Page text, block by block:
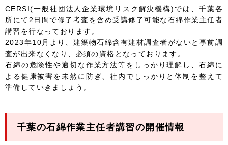
CERSI(一般社団法人企業環境リスク解決機構)では、千葉各
所にて2日間で修了考査を含め受講修了可能な石綿作業主任者
講習を行なっております。
2023年10月より、建築物石綿含有建材調査者がないと事前調
査が出来なくなり、必須の資格となっております。
石綿の危険性や適切な作業方法等をしっかり理解し、石綿に
よる健康被害を未然に防ぎ、社内でしっかりと体制を整えて
準備していきましょう。
千葉の石綿作業主任者講習の開催情報